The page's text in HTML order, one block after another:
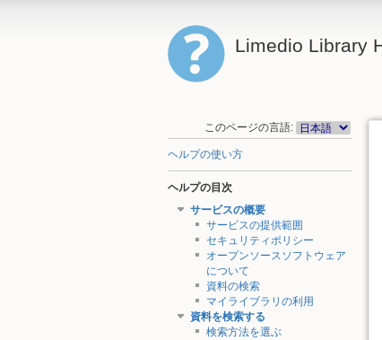
Limedio Library
このページの言語:
ヘルプの使い方
ヘルプの目次
サービスの概要
サービスの提供範囲
セキュリティポリシー
オープンソースソフトウェア
について
資料の検索
マイライブラリの利用
資料を検索する
検索方法を選ぶ